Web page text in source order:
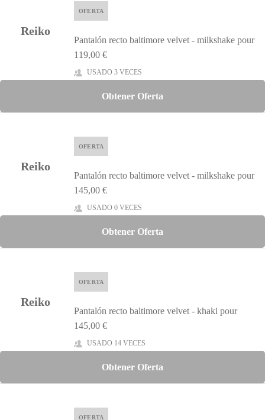
Reiko
OFERTA
Pantalón recto baltimore velvet - milkshake pour
119,00 €
USADO 3 VECES
Obtener Oferta
Reiko
OFERTA
Pantalón recto baltimore velvet - milkshake pour
145,00 €
USADO 0 VECES
Obtener Oferta
Reiko
OFERTA
Pantalón recto baltimore velvet - khaki pour
145,00 €
USADO 14 VECES
Obtener Oferta
OFERTA